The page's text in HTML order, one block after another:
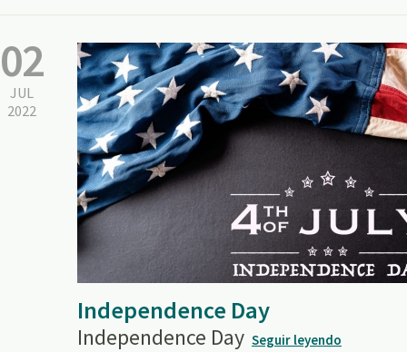
02
JUL
2022
Independence Day
Independence Day Seguir leyendo